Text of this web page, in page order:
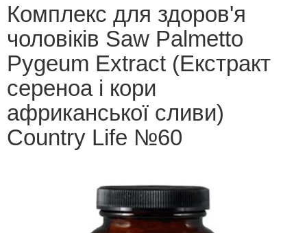
Комплекс для здоров'я
чоловіків Saw Palmetto
Pygeum Extract (Екстракт
сереноа і кори
африканської сливи)
Country Life №60